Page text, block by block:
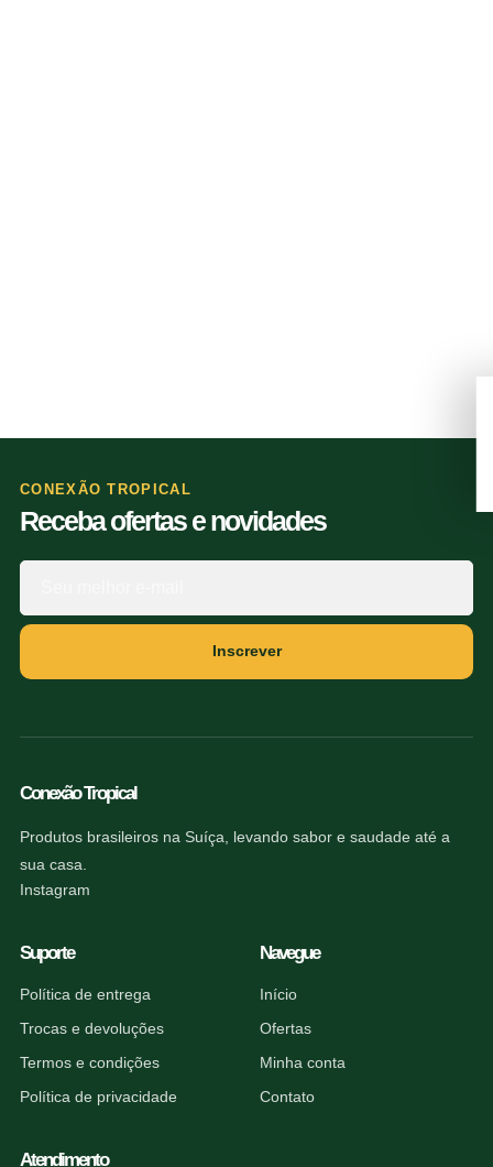
CONEXÃO TROPICAL
Receba ofertas e novidades
Inscrever
Conexão Tropical
Produtos brasileiros na Suíça, levando sabor e saudade até a
sua casa.
Instagram
Suporte
Política de entrega
Trocas e devoluções
Termos e condições
Política de privacidade
Navegue
Início
Ofertas
Minha conta
Contato
Atendimento